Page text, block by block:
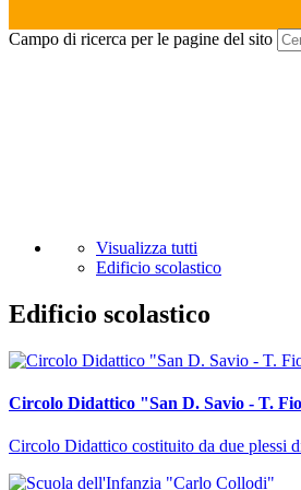
Campo di ricerca per le pagine del sito
Visualizza tutti
Edificio scolastico
Edificio scolastico
Circolo Didattico "San D. Savio - T.
Circolo Didattico costituito da due plessi